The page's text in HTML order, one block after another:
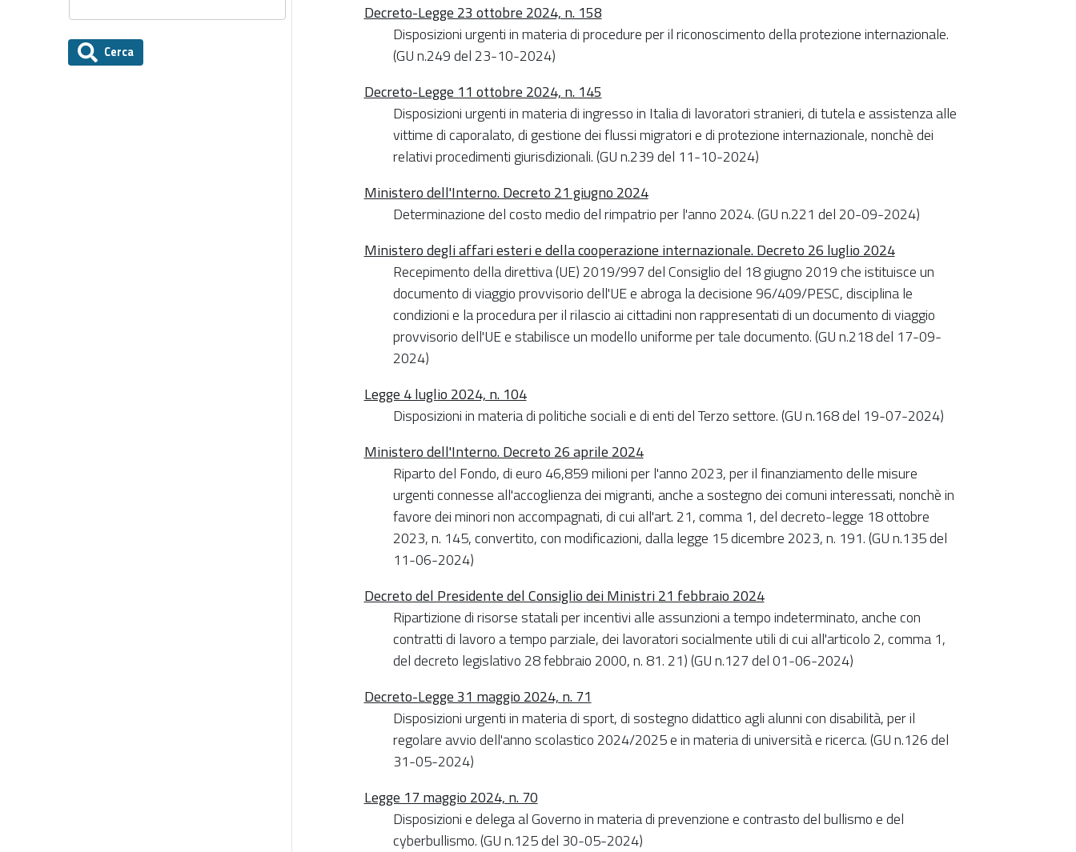
Decreto-Legge 23 ottobre 2024, n. 158
Disposizioni urgenti in materia di procedure per il riconoscimento della protezione internazionale.
(GU n.249 del 23-10-2024)
Decreto-Legge 11 ottobre 2024, n. 145
Disposizioni urgenti in materia di ingresso in Italia di lavoratori stranieri, di tutela e assistenza alle
vittime di caporalato, di gestione dei flussi migratori e di protezione internazionale, nonchè dei
relativi procedimenti giurisdizionali. (GU n.239 del 11-10-2024)
Ministero dell'Interno. Decreto 21 giugno 2024
Determinazione del costo medio del rimpatrio per l'anno 2024. (GU n.221 del 20-09-2024)
Ministero degli affari esteri e della cooperazione internazionale. Decreto 26 luglio 2024
Recepimento della direttiva (UE) 2019/997 del Consiglio del 18 giugno 2019 che istituisce un
documento di viaggio provvisorio dell'UE e abroga la decisione 96/409/PESC, disciplina le
condizioni e la procedura per il rilascio ai cittadini non rappresentati di un documento di viaggio
provvisorio dell'UE e stabilisce un modello uniforme per tale documento. (GU n.218 del 17-09-
2024)
Legge 4 luglio 2024, n. 104
Disposizioni in materia di politiche sociali e di enti del Terzo settore. (GU n.168 del 19-07-2024)
Ministero dell'Interno. Decreto 26 aprile 2024
Riparto del Fondo, di euro 46,859 milioni per l'anno 2023, per il finanziamento delle misure
urgenti connesse all'accoglienza dei migranti, anche a sostegno dei comuni interessati, nonchè in
favore dei minori non accompagnati, di cui all'art. 21, comma 1, del decreto-legge 18 ottobre
2023, n. 145, convertito, con modificazioni, dalla legge 15 dicembre 2023, n. 191. (GU n.135 del
11-06-2024)
Decreto del Presidente del Consiglio dei Ministri 21 febbraio 2024
Ripartizione di risorse statali per incentivi alle assunzioni a tempo indeterminato, anche con
contratti di lavoro a tempo parziale, dei lavoratori socialmente utili di cui all'articolo 2, comma 1,
del decreto legislativo 28 febbraio 2000, n. 81. 21) (GU n.127 del 01-06-2024)
Decreto-Legge 31 maggio 2024, n. 71
Disposizioni urgenti in materia di sport, di sostegno didattico agli alunni con disabilità, per il
regolare avvio dell'anno scolastico 2024/2025 e in materia di università e ricerca. (GU n.126 del
31-05-2024)
Legge 17 maggio 2024, n. 70
Disposizioni e delega al Governo in materia di prevenzione e contrasto del bullismo e del
cyberbullismo. (GU n.125 del 30-05-2024)